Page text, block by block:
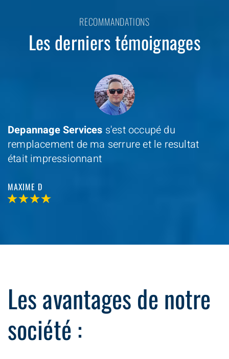
RECOMMANDATIONS
Les derniers témoignages
Depannage Services s'est occupé du
remplacement de ma serrure et le resultat
était impressionnant
MAXIME D
Les avantages de notre
société :